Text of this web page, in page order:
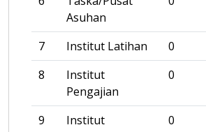
Asuhan
7 Institut Latihan
0
8
Institut
Pengajian
0
9
Institut
0